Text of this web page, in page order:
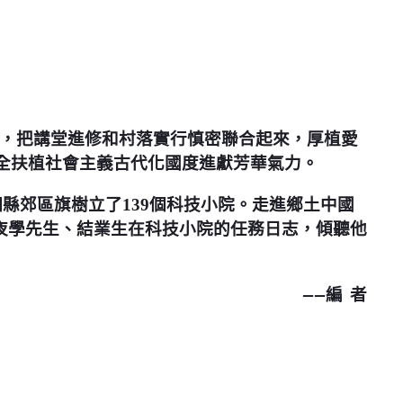
講堂進修和村落實行慎密聯合起來，厚植愛
植社會主義古代化國度進獻芳華氣力。
區旗樹立了139個科技小院。走進鄉土中國
先生、結業生在科技小院的任務日志，傾聽他
——編 者